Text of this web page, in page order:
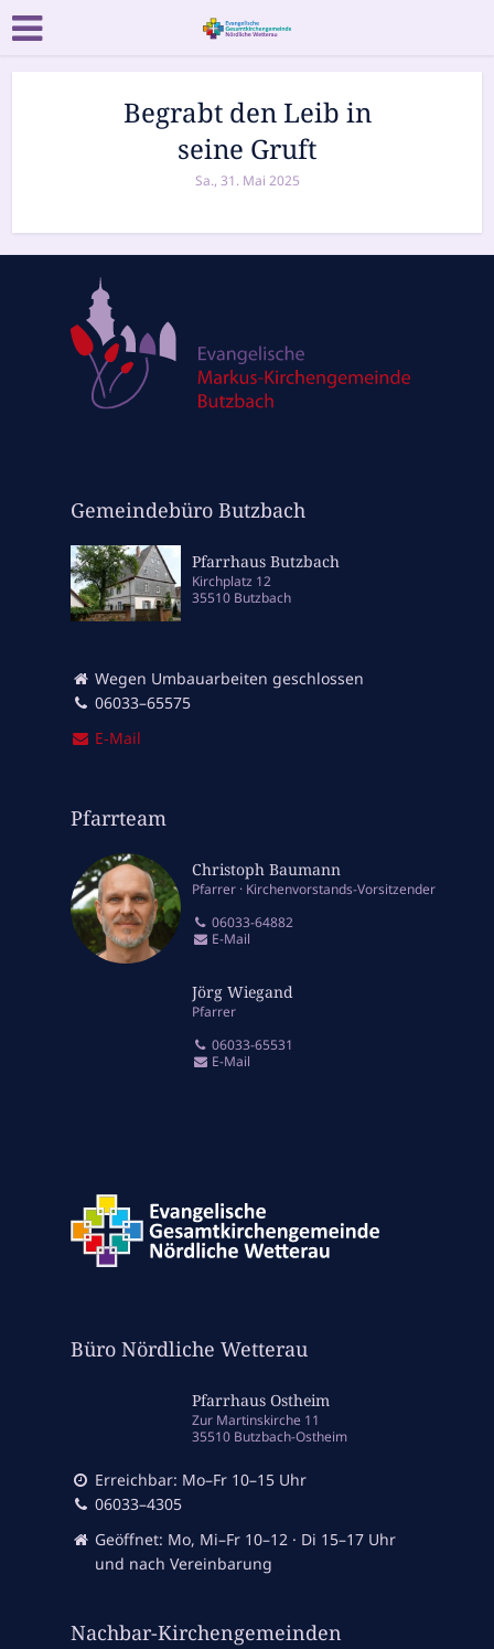
Begrabt den Leib in
seine Gruft
Sa., 31. Mai 2025
Gemeindebüro Butzbach
Pfarrhaus Butzbach
Kirchplatz 12
35510 Butzbach
Wegen Umbauarbeiten geschlossen
06033–65575
E‑Mail
Pfarrteam
Christoph Baumann
Pfarrer Kirchenvorstands-Vorsitzender
06033-64882
E-Mail
Jörg Wiegand
Pfarrer
06033-65531
E-Mail
Büro Nördliche Wetterau
Pfarrhaus Ostheim
Zur Martinskirche 11
35510 Butzbach-Ostheim
Erreichbar: Mo–Fr 10–15 Uhr
06033–4305
Geöffnet: Mo, Mi–Fr 10–12 · Di 15–17 Uhr
und nach Vereinbarung
Nachbar-Kirchengemeinden